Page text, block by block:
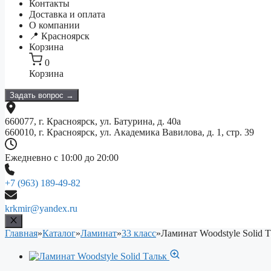
Контакты
Доставка и оплата
О компании
📍 Красноярск
Корзина
0
Корзина
Задать вопрос →
660077, г. Красноярск, ул. Батурина, д. 40а
660010, г. Красноярск, ул. Академика Вавилова, д. 1, стр. 39
Ежедневно с 10:00 до 20:00
+7 (963) 189-49-82
krkmir@yandex.ru
Главная»Каталог»Ламинат»33 класс»Ламинат Woodstyle Solid